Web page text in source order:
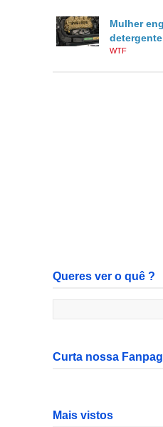
Mulher
WTF
Queres ver o quê ?
Curta nossa
Mais vistos